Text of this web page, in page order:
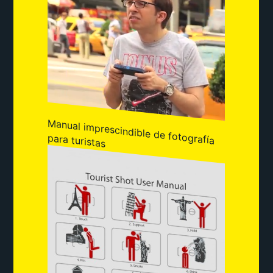
Manual imprescindible de fotografía
para turistas